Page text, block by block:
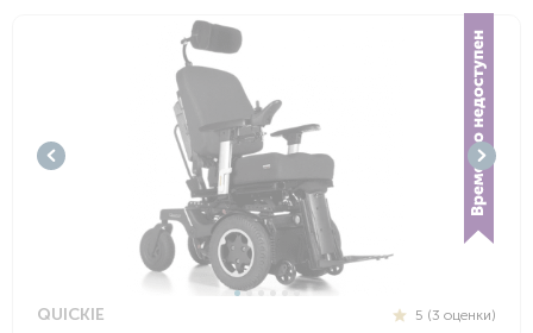
QUICKIE 5 (3 оценки)